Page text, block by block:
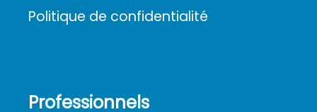
Politique de confidentialité
Professionnels